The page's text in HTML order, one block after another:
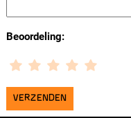
Beoordeling: